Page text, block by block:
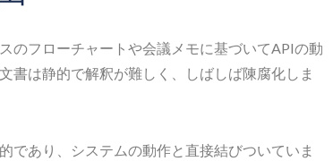
のフローチャートや会議メモに基づいてAPIの動
書は静的で解釈が難しく、しばしば陳腐化しま
であり、システムの動作と直接結びついていま